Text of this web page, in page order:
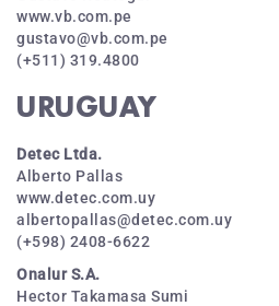
www.vb.com.pe
gustavo@vb.com.pe
(+511) 319.4800
URUGUAY
Detec Ltda.
Alberto Pallas
www.detec.com.uy
albertopallas@detec.com.uy
(+598) 2408-6622
Onalur S.A.
Hector Takamasa Sumi